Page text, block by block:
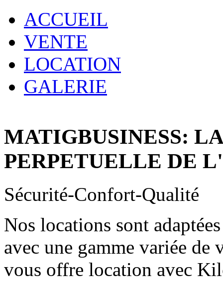
ACCUEIL
VENTE
LOCATION
GALERIE
MATIGBUSINESS:
PERPETUELLE DE
Sécurité-Confort-Qualité
Nos locations sont
avec une gamme variée
vous offre location avec